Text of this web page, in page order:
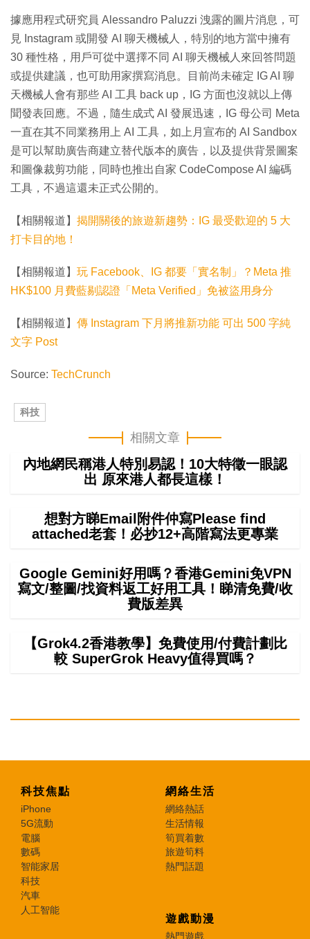
%
間
據應用程式研究員 Alessandro Paluzzi 洩露的圖片消息，可
見 Instagram 或開發 AI 聊天機械人，特別的地方當中擁有
30 種性格，用戶可從中選擇不同 AI 聊天機械人來回答問題
或提供建議，也可助用家撰寫消息。目前尚未確定 IG AI 聊
天機械人會有那些 AI 工具 back up，IG 方面也沒就以上傳
聞發表回應。不過，隨生成式 AI 發展迅速，IG 母公司 Meta
一直在其不同業務用上 AI 工具，如上月宣布的 AI Sandbox
是可以幫助廣告商建立替代版本的廣告，以及提供背景圖案
和圖像裁剪功能，同時也推出自家 CodeCompose AI 編碼
工具，不過這還未正式公開的。
【相關報道】 揭開關後的旅遊新趨勢：IG 最受歡迎的 5 大
打卡目的地！
【相關報道】 玩 Facebook、IG 都要「實名制」？Meta 推
HK$100 月費藍剔認證「Meta Verified」免被盜用身分
【相關報道】 傳 Instagram 下月將推新功能 可出 500 字純
文字 Post
Source: TechCrunch
科技
相關文章
內地網民稱港人特別易認！10大特徵一眼認
出 原來港人都長這樣！
想對方睇Email附件仲寫Please find
attached老套！必抄12+高階寫法更專業
Google Gemini好用嗎？香港Gemini免VPN
寫文/整圖/找資料返工好用工具！睇清免費/收
費版差異
【Grok4.2香港教學】免費使用/付費計劃比
較 SuperGrok Heavy值得買嗎？
科技焦點
iPhone
5G流動
電腦
數碼
智能家居
科技
汽車
人工智能
網絡生活
網絡熱話
生活情報
筍買着數
旅遊筍料
熱門話題
遊戲動漫
熱門遊戲